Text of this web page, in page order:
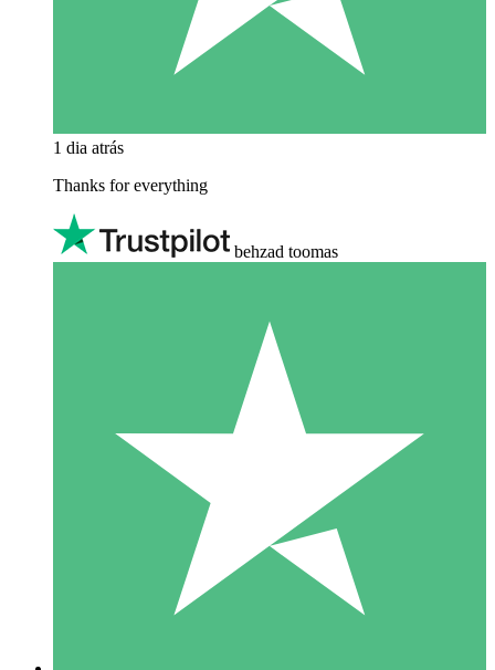
1 dia atrás
Thanks for everything
behzad toomas